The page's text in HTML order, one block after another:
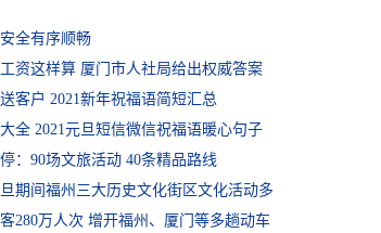
全有序顺畅
资这样算 厦门市人社局给出权威答案
客户 2021新年祝福语简短汇总
全 2021元旦短信微信祝福语暖心句子
：90场文旅活动 40条精品路线
期间福州三大历史文化街区文化活动多
280万人次 增开福州、厦门等多趟动车